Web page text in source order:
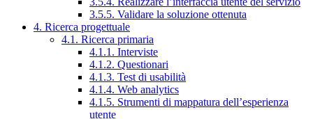
3.5.5. Validare la soluzione ottenuta
4. Ricerca progettuale
4.1. Ricerca primaria
4.1.1. Interviste
4.1.2. Questionari
4.1.3. Test di usabilità
4.1.4. Web analytics
4.1.5. Strumenti di mappatura dell’esperienza
utente